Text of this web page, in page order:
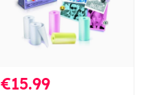
€15.99